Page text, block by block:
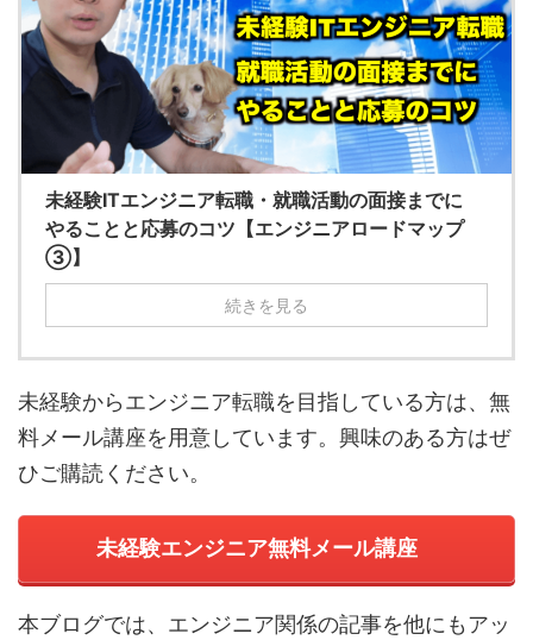
未経験ITエンジニア転職・就職活動の面接までに
やることと応募のコツ【エンジニアロードマップ
③】
続きを見る
未経験からエンジニア転職を目指している方は、無
料メール講座を用意しています。興味のある方はぜ
ひご購読ください。
未経験エンジニア無料メール講座
本ブログでは、エンジニア関係の記事を他にもアッ